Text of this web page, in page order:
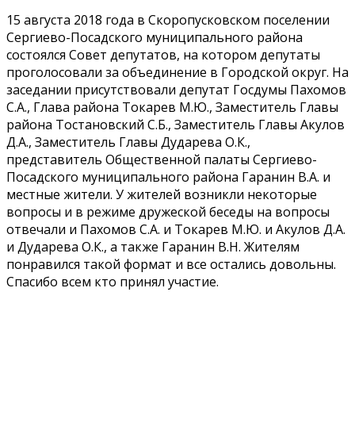
15 августа 2018 года в Скоропусковском поселении
Сергиево-Посадского муниципального района
состоялся Совет депутатов, на котором депутаты
проголосовали за объединение в Городской округ. На
заседании присутствовали депутат Госдумы Пахомов
С.А., Глава района Токарев М.Ю., Заместитель Главы
района Тостановский С.Б., Заместитель Главы Акулов
Д.А., Заместитель Главы Дударева О.К.,
представитель Общественной палаты Сергиево-
Посадского муниципального района Гаранин В.А. и
местные жители. У жителей возникли некоторые
вопросы и в режиме дружеской беседы на вопросы
отвечали и Пахомов С.А. и Токарев М.Ю. и Акулов Д.А.
и Дударева О.К., а также Гаранин В.Н. Жителям
понравился такой формат и все остались довольны.
Спасибо всем кто принял участие.